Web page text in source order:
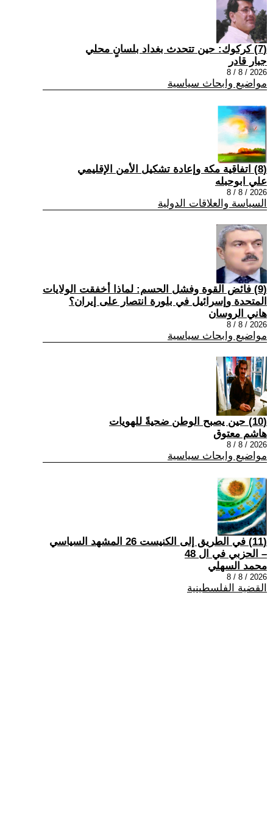
(7) كركوك: حين تتحدث بغداد بلسانٍ محلي
جبار قادر
2026 / 8 / 8
مواضيع وابحاث سياسية
(8) اتفاقية مكة وإعادة تشكيل الأمن الإقليمي
علي ابوحبله
2026 / 8 / 8
السياسة والعلاقات الدولية
(9) فائض القوة وفشل الحسم: لماذا أخفقت الولايات
المتحدة وإسرائيل في بلورة انتصار على إيران؟
هاني الروسان
2026 / 8 / 8
مواضيع وابحاث سياسية
(10) حين يصبح الوطن ضحيةً للهويات
هاشم معتوق
2026 / 8 / 8
مواضيع وابحاث سياسية
(11) في الطريق إلى الكنيست 26 المشهد السياسي
– الحزبي في ال 48
محمد السهلي
2026 / 8 / 8
القضية الفلسطينية